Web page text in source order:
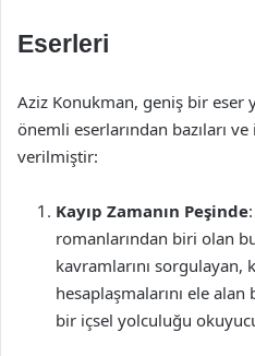
Eserleri
Aziz Konukman, geniş bir eser
önemli eserlarından bazıları
verilmiştir:
Kayıp Zamanın Peşinde
romanlarından biri olan
kavramlarını
hesaplaşmalarını ele alan
bir içsel yolculuğu